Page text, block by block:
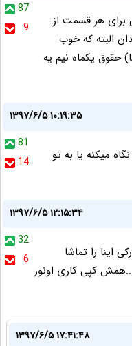
87
9
تومانی برای هر قسمت از
البته که خوب
حقوق یکماه نیم یه
۱۳۹۷/۶/۵ ۱۰:۱۹:۳۵
81
14
میکنه یا به تو
۱۳۹۷/۶/۵ ۱۲:۱۵:۳۴
32
6
اینا را تماشا
کپی کاری اونور
۱۳۹۷/۶/۵ ۱۷:۴۱:۴۸